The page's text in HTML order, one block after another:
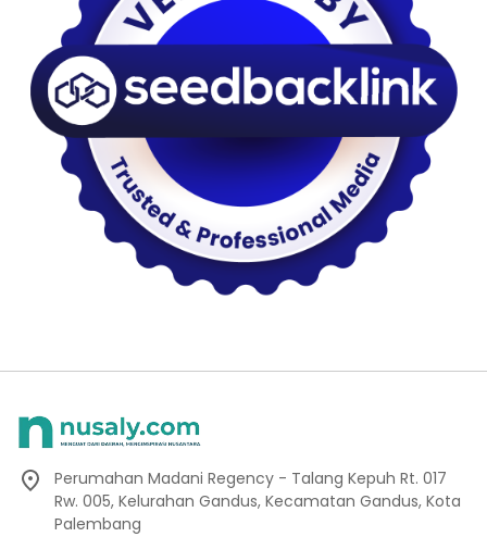
Perumahan Madani Regency - Talang Kepuh Rt. 017
Rw. 005, Kelurahan Gandus, Kecamatan Gandus, Kota
Palembang